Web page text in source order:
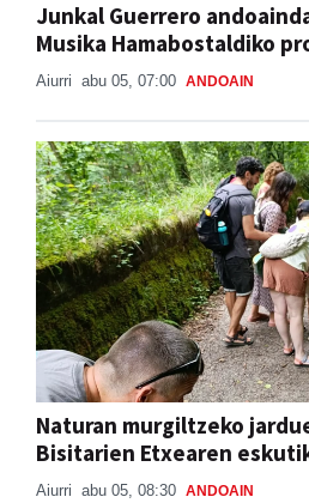
Junkal Guerrero
Musika Hamabostaldiko
Aiurri abu 05, 07:00 ANDOAIN
Naturan murgiltzeko
Bisitarien Etxearen
Aiurri abu 05, 08:30 ANDOAIN